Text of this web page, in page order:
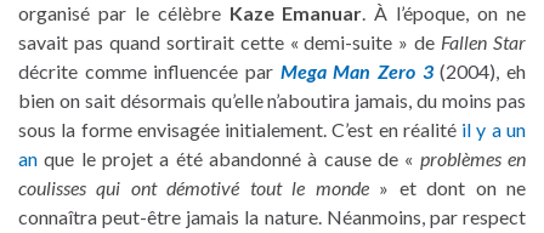
organisé par le célèbre Kaze Emanuar. À l’époque, on ne
savait pas quand sortirait cette « demi-suite » de Fallen Star
décrite comme influencée par Mega Man Zero 3(2004), eh
bien on sait désormais qu’elle n’aboutira jamais, du moins pas
sous la forme envisagée initialement. C’est en réalité il y a un
an que le projet a été abandonné à cause de « problèmes en
coulisses qui ont démotivé tout le monde» et dont on ne
connaîtra peut-être jamais la nature. Néanmoins, par respect